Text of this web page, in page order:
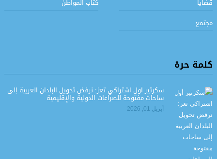
قضايا
كتاب المواطن
مجتمع
كلمة حرة
سكرتير أول اشتراكي تعز: نرفض تحويل البلدان العربية إلى
ساحات مفتوحة للصراعات الدولية والإقليمية
أبريل 01, 2026